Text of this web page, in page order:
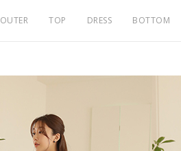
OUTER TOP DRESS BOTTOM